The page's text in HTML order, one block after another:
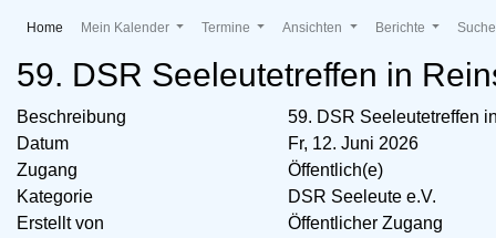
Home (current)
Mein Kalender Termine Ansichten Berichte
59. DSR Seeleutetreffen in
Beschreibung
59. DSR Seeleutetreffen
Datum
Fr, 12. Juni 2026
Zugang
Öffentlich(e)
Kategorie
DSR Seeleute e.V.
Erstellt von
Öffentlicher Zugang